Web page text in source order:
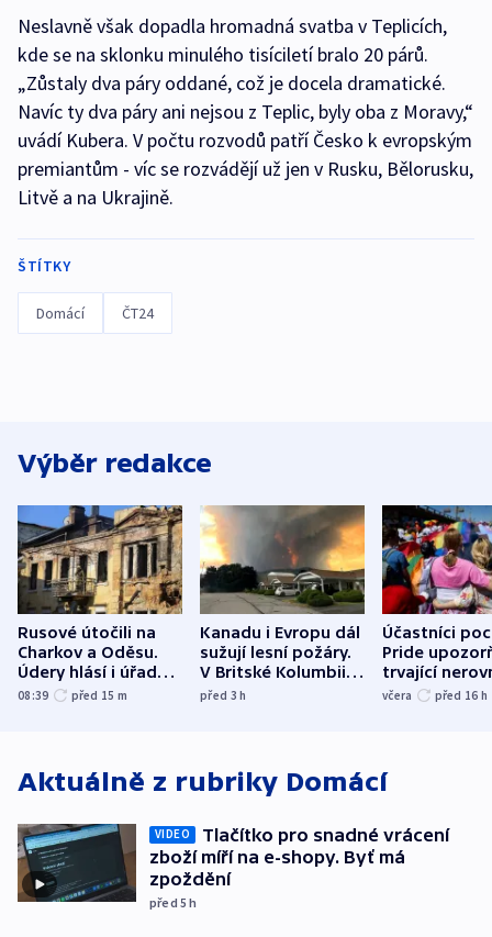
Neslavně však dopadla hromadná svatba v Teplicích,
kde se na sklonku minulého tisíciletí bralo 20 párů.
„Zůstaly dva páry oddané, což je docela dramatické.
Navíc ty dva páry ani nejsou z Teplic, byly oba z Moravy,“
uvádí Kubera. V počtu rozvodů patří Česko k evropským
premiantům - víc se rozvádějí už jen v Rusku, Bělorusku,
Litvě a na Ukrajině.
ŠTÍTKY
Domácí ČT24
Výběr redakce
Rusové útočili na
Charkov a Oděsu.
Údery hlásí i úřady v
Bělgorodu
08:39 před 15 m
Kanadu i Evropu dál
sužují lesní požáry.
V Britské Kolumbii
evakuovali tisíce lidí
před 3h
Účastníci
Pride
trvající
včera před 16 h
Aktuálně z rubriky Domácí
VIDEO
Tlačítko pro snadné vrácení
zboží míří na e-shopy. Byť má
zpoždění
před 5h